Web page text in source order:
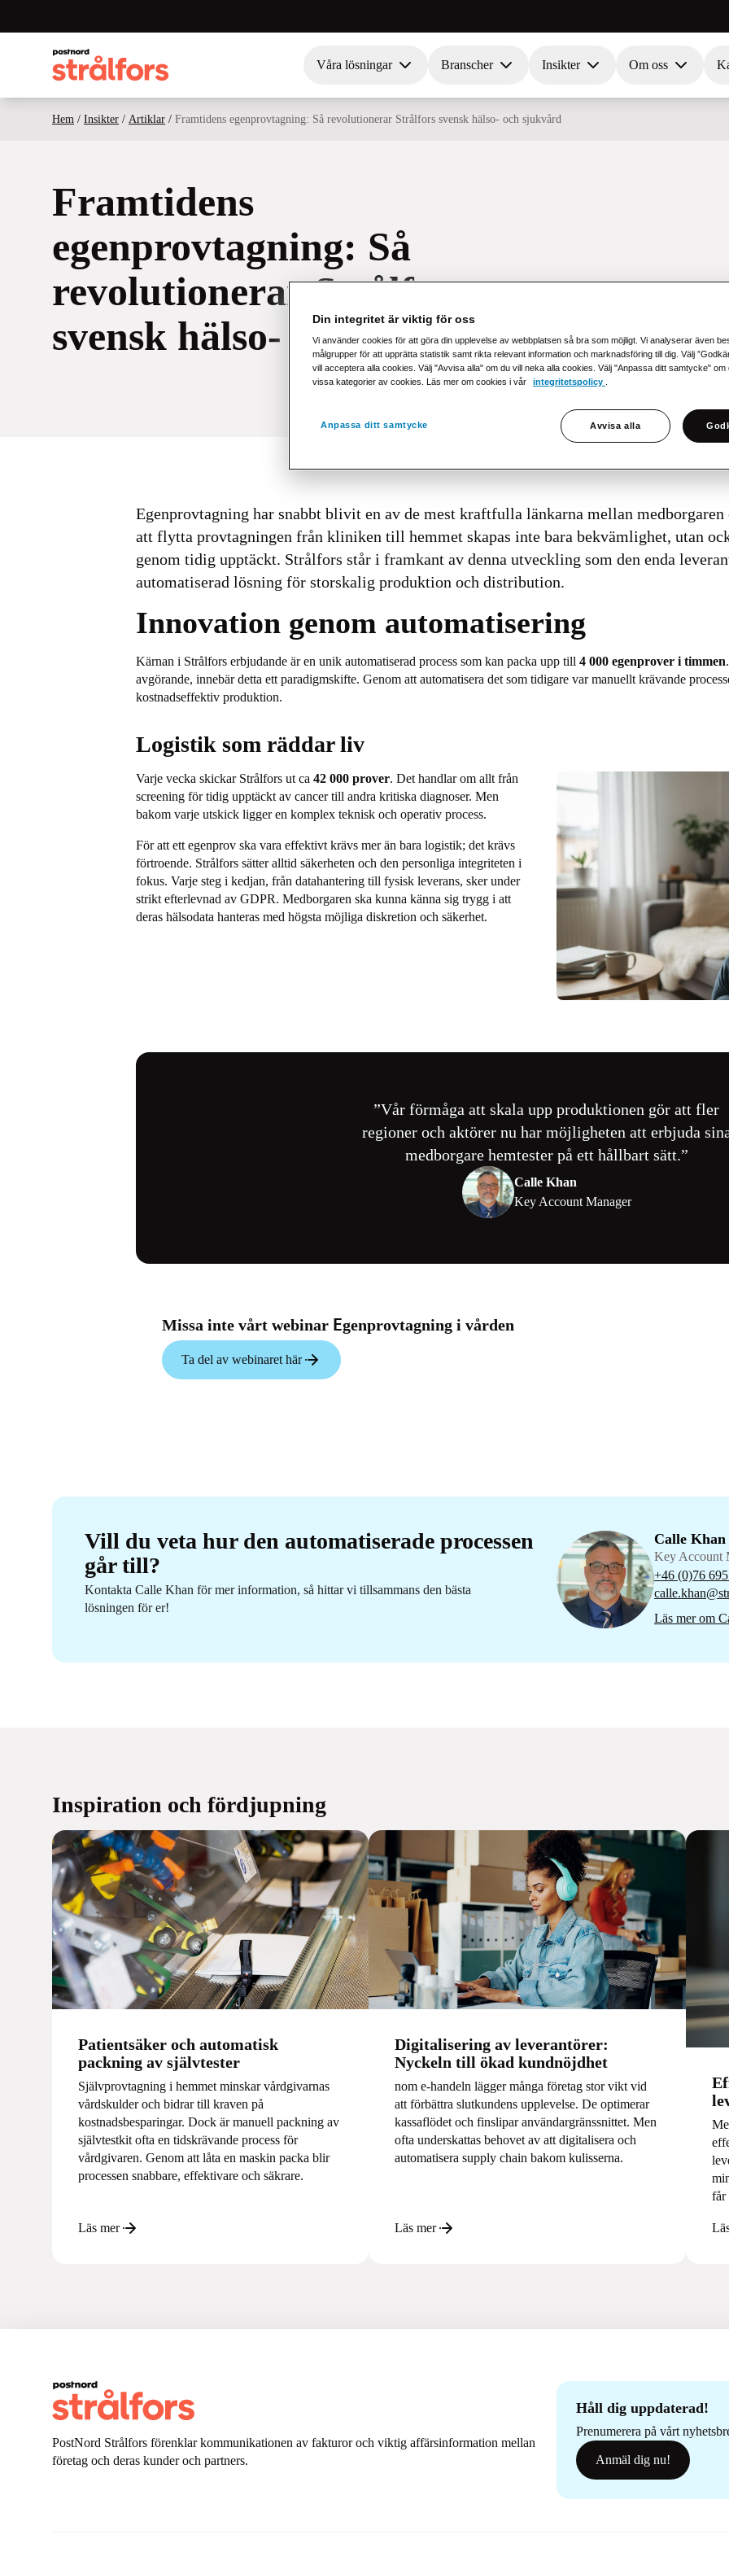
Våra lösningar Branscher Insikter Om oss
Hem / Insikter / Artiklar / Framtidens egenprovtagning: Så revolutionerar Strålfors svensk hälso- och sjukvård
Framtidens
egenprovtagning: Så
revolutionerar Strålfors
svensk hälso- och sjukvård
Egenprovtagning har snabbt blivit en av de mest kraftfulla länkarna mellan medborgaren
att flytta provtagningen från kliniken till hemmet skapas inte bara bekvämlighet, utan
genom tidig upptäckt. Strålfors står i framkant av denna utveckling som den enda
automatiserad lösning för storskalig produktion och distribution.
Innovation genom automatisering
Kärnan i Strålfors erbjudande är en unik automatiserad process som kan packa upp till4 000 egenprover i timmen
avgörande, innebär detta ett paradigmskifte. Genom att automatisera det som tidigare var manuellt krävande
kostnadseffektiv produktion.
Logistik som räddar liv
Varje vecka skickar Strålfors ut ca42 000 prover. Det handlar om allt från
screening för tidig upptäckt av cancer till andra kritiska diagnoser. Men
bakom varje utskick ligger en komplex teknisk och operativ process.
För att ett egenprov ska vara effektivt krävs mer än bara logistik; det krävs
förtroende. Strålfors sätter alltid säkerheten och den personliga integriteten i
fokus. Varje steg i kedjan, från datahantering till fysisk leverans, sker under
strikt efterlevnad av GDPR. Medborgaren ska kunna känna sig trygg i att
deras hälsodata hanteras med högsta möjliga diskretion och säkerhet.
Vår förmåga att skala upp produktionen gör att fler
regioner och aktörer nu har möjligheten att erbjuda
medborgare hemtester på ett hållbart sätt.
Calle Khan
Key Account Manager
Missa inte vårt webinar Egenprovtagning i vården
Ta del av webinaret här
Vill du veta hur den automatiserade processen
går till?
Kontakta Calle Khan för mer information, så hittar vi tillsammans den bästa
lösningen för er!
Calle Khan
Key Account
+46 (0)76
Läs mer om
Inspiration och fördjupning
Patientsäker och automatisk
packning av självtester
Självprovtagning i hemmet minskar vårdgivarnas
vårdskulder och bidrar till kraven på
kostnadsbesparingar. Dock är manuell packning av
självtestkit ofta en tidskrävande process för
vårdgivaren. Genom att låta en maskin packa blir
processen snabbare, effektivare och säkrare.
Läs mer
Digitalisering av leverantörer:
Nyckeln till ökad kundnöjdhet
nom e-handeln lägger många företag stor vikt vid
att förbättra slutkundens upplevelse. De optimerar
kassaflödet och finslipar användargränssnittet. Men
ofta underskattas behovet av att digitalisera och
automatisera supply chain bakom kulisserna.
Läs mer
får
PostNord Strålfors förenklar kommunikationen av fakturor och viktig affärsinformation mellan
företag och deras kunder och partners.
Håll dig uppdaterad!
Prenumerera på vårt
Anmäl dig nu!
Din integritet är viktig för oss
Vi använder cookies för att göra din upplevelse av webbplatsen så bra som möjligt. Vi analyserar även
målgrupper för att upprätta statistik samt rikta relevant information och marknadsföring till dig. Välj
vill acceptera alla cookies. Välj "Avvisa alla" om du vill neka alla cookies. Välj "Anpassa ditt samtycke" om
vissa kategorier av cookies. Läs mer om cookies i vår
integritetspolicy
Anpassa ditt samtycke Avvisa alla